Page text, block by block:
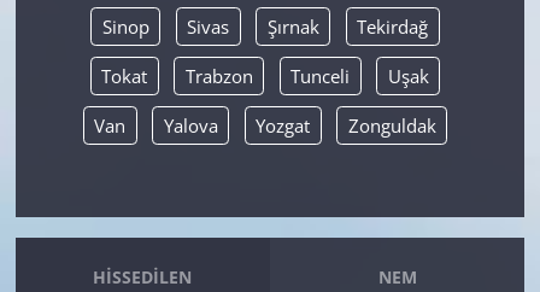
Sinop Sivas Şırnak Tekirdağ
Tokat Trabzon Tunceli Uşak
Van Yalova Yozgat Zonguldak
HISSEDILEN NEM